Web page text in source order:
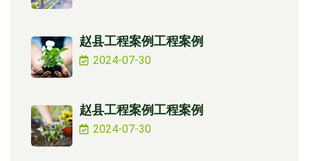
赵县工程案例工程案例
2024-07-30
赵县工程案例工程案例
2024-07-30